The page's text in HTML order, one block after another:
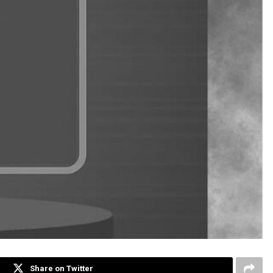
Share on Twitter